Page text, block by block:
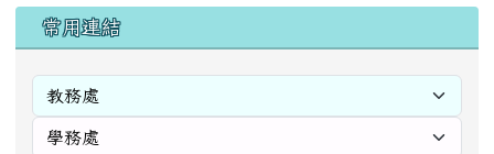
右邊區域內容
常用連結